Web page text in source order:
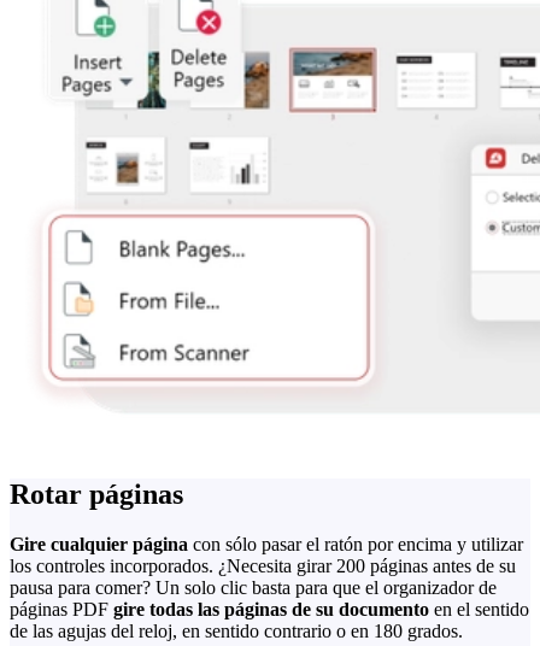
Rotar páginas
Gire cualquier página con sólo pasar el ratón por encima y utilizar
los controles incorporados. ¿Necesita girar 200 páginas antes de su
pausa para comer? Un solo clic basta para que el organizador de
páginas PDF gire todas las páginas de su documento en el sentido
de las agujas del reloj, en sentido contrario o en 180 grados.